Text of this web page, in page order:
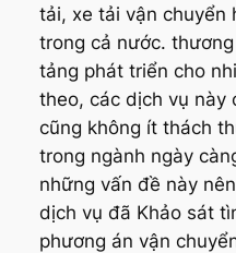
tải, xe tải vận chuyển
trong cả nước.
tảng phát triển cho
theo, các dịch vụ này
cũng không ít thách
trong ngành ngày
những vấn đề này
dịch vụ đã Khảo sát
phương án vận